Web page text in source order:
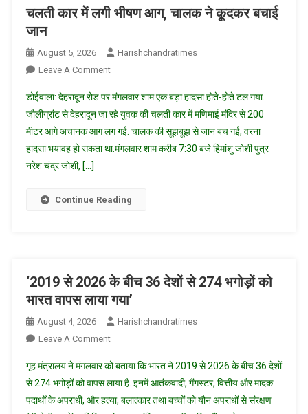
हुई
चलती कार में लगी भीषण आग, चालक ने कूदकर बचाई
जान
August 5, 2026
Harishchandratimes
Leave A CommentOn
कार
में
लगी
भीषण
ने
डोईवाला: देहरादून रोड पर मंगलवार शाम एक बड़ा हादसा होते-होते टल गया.
जौलीग्रांट से देहरादून जा रहे युवक की चलती कार में मणिमाई मंदिर से 200
मीटर आगे अचानक आग लग गई. चालक की सूझबूझ से जान बच गई, वरना
हादसा भयावह हो सकता था.मंगलवार शाम करीब 7:30 बजे हिमांशु जोशी पुत्र
नरेश चंद्र जोशी, […]
Continue Reading
‘2019 से 2026 के बीच 36 देशों से 274 भगोड़ों को
भारत वापस लाया गया’
August 4, 2026
Harishchandratimes
Leave A CommentOn
से
2026
के
गृह मंत्रालय ने मंगलवार को बताया कि भारत ने 2019 से 2026 के बीच 36 देशों
से 274 भगोड़ों को वापस लाया है. इनमें आतंकवादी, गैंगस्टर, वित्तीय और मादक
पदार्थों के अपराधी, और हत्या, बलात्कार तथा बच्चों को यौन अपराधों से संरक्षण